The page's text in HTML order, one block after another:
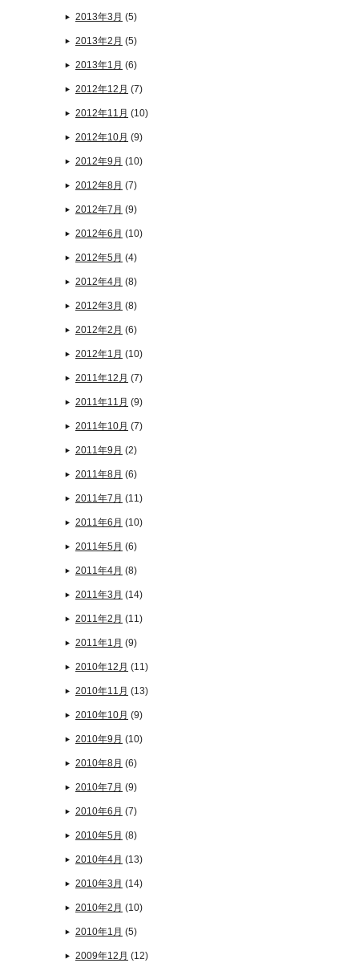
2013年3月 (5)
2013年2月 (5)
2013年1月 (6)
2012年12月 (7)
2012年11月 (10)
2012年10月 (9)
2012年9月 (10)
2012年8月 (7)
2012年7月 (9)
2012年6月 (10)
2012年5月 (4)
2012年4月 (8)
2012年3月 (8)
2012年2月 (6)
2012年1月 (10)
2011年12月 (7)
2011年11月 (9)
2011年10月 (7)
2011年9月 (2)
2011年8月 (6)
2011年7月 (11)
2011年6月 (10)
2011年5月 (6)
2011年4月 (8)
2011年3月 (14)
2011年2月 (11)
2011年1月 (9)
2010年12月 (11)
2010年11月 (13)
2010年10月 (9)
2010年9月 (10)
2010年8月 (6)
2010年7月 (9)
2010年6月 (7)
2010年5月 (8)
2010年4月 (13)
2010年3月 (14)
2010年2月 (10)
2010年1月 (5)
2009年12月 (12)